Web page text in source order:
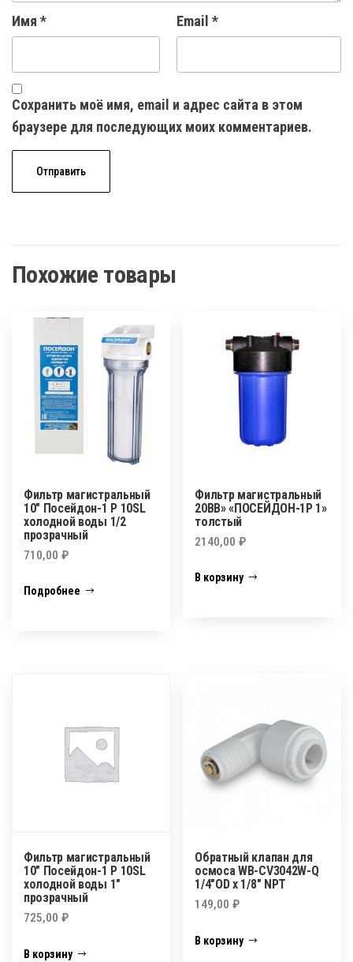
Имя * Email *
Сохранить моё имя, email и адрес сайта в этом
браузере для последующих моих комментариев.
Похожие товары
Фильтр магистральный
10″ Посейдон-1 Р 10SL
холодной воды 1/2
прозрачный
710,00 ₽
Подробнее
Фильтр магистральный
20ВВ» «ПОСЕЙДОН-1Р 1»
толстый
2140,00₽
В корзину
Фильтр магистральный
10″ Посейдон-1 Р 10SL
холодной воды 1″
прозрачный
725,00 ₽
В корзину
Обратный клапан для
осмоса WВ-CV3042W-Q
1/4″OD х 1/8″ NPT
149,00₽
В корзину